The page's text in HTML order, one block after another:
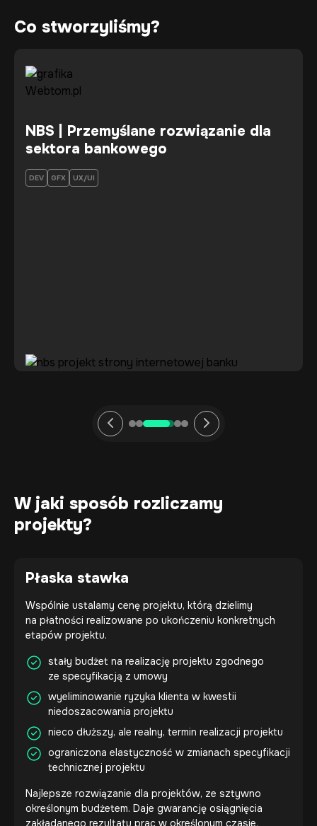
Co stworzyliśmy?
NBS | Przemyślane rozwiązanie dla
sektora bankowego
DEV GFX UX/UI
W jaki sposób rozliczamy
projekty?
Płaska stawka
Wspólnie ustalamy cenę projektu, którą dzielimy
na płatności realizowane po ukończeniu konkretnych
etapów projektu.
stały budżet na realizację projektu zgodnego
ze specyfikacją z umowy
wyeliminowanie ryzyka klienta w kwestii
niedoszacowania projektu
nieco dłuższy, ale realny, termin realizacji projektu
ograniczona elastyczność w zmianach specyfikacji
technicznej projektu
Najlepsze rozwiązanie dla projektów, ze sztywno
określonym budżetem. Daje gwarancję osiągnięcia
zakładanego rezultatu prac w określonym czasie.